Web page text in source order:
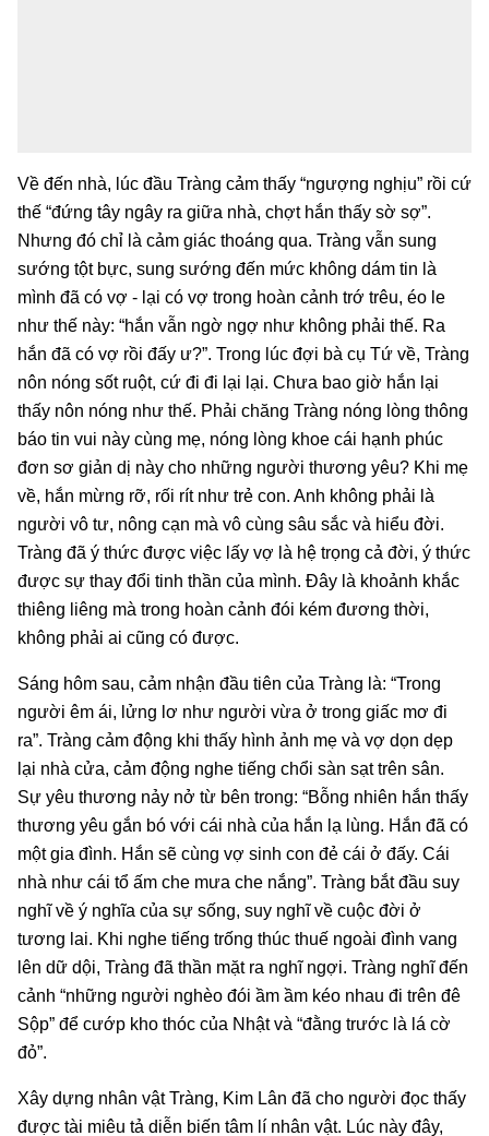
Về đến nhà, lúc đầu Tràng cảm thấy “ngượng nghịu” rồi cứ
thế “đứng tây ngây ra giữa nhà, chợt hắn thấy sờ sợ”.
Nhưng đó chỉ là cảm giác thoáng qua. Tràng vẫn sung
sướng tột bực, sung sướng đến mức không dám tin là
mình đã có vợ - lại có vợ trong hoàn cảnh trớ trêu, éo le
như thế này: “hắn vẫn ngờ ngợ như không phải thế. Ra
hắn đã có vợ rồi đấy ư?”. Trong lúc đợi bà cụ Tứ về, Tràng
nôn nóng sốt ruột, cứ đi đi lại lại. Chưa bao giờ hắn lại
thấy nôn nóng như thế. Phải chăng Tràng nóng lòng thông
báo tin vui này cùng mẹ, nóng lòng khoe cái hạnh phúc
đơn sơ giản dị này cho những người thương yêu? Khi mẹ
về, hắn mừng rỡ, rối rít như trẻ con. Anh không phải là
người vô tư, nông cạn mà vô cùng sâu sắc và hiểu đời.
Tràng đã ý thức được việc lấy vợ là hệ trọng cả đời, ý thức
được sự thay đổi tinh thần của mình. Đây là khoảnh khắc
thiêng liêng mà trong hoàn cảnh đói kém đương thời,
không phải ai cũng có được.
Sáng hôm sau, cảm nhận đầu tiên của Tràng là: “Trong
người êm ái, lửng lơ như người vừa ở trong giấc mơ đi
ra”. Tràng cảm động khi thấy hình ảnh mẹ và vợ dọn dẹp
lại nhà cửa, cảm động nghe tiếng chổi sàn sạt trên sân.
Sự yêu thương nảy nở từ bên trong: “Bỗng nhiên hắn thấy
thương yêu gắn bó với cái nhà của hắn lạ lùng. Hắn đã có
một gia đình. Hắn sẽ cùng vợ sinh con đẻ cái ở đấy. Cái
nhà như cái tổ ấm che mưa che nắng”. Tràng bắt đầu suy
nghĩ về ý nghĩa của sự sống, suy nghĩ về cuộc đời ở
tương lai. Khi nghe tiếng trống thúc thuế ngoài đình vang
lên dữ dội, Tràng đã thần mặt ra nghĩ ngợi. Tràng nghĩ đến
cảnh “những người nghèo đói ầm ầm kéo nhau đi trên đê
Sộp” để cướp kho thóc của Nhật và “đằng trước là lá cờ
đỏ”.
Xây dựng nhân vật Tràng, Kim Lân đã cho người đọc thấy
được tài miêu tả diễn biến tâm lí nhân vật. Lúc này đây,